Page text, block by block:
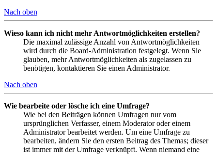
Nach oben
Wieso kann ich nicht mehr Antwortmöglichkeiten erstellen?
Die maximal zulässige Anzahl von Antwortmöglichkeiten
wird durch die Board-Administration festgelegt. Wenn Sie
glauben, mehr Antwortmöglichkeiten als zugelassen zu
benötigen, kontaktieren Sie einen Administrator.
Nach oben
Wie bearbeite oder lösche ich eine Umfrage?
Wie bei den Beiträgen können Umfragen nur vom
ursprünglichen Verfasser, einem Moderator oder einem
Administrator bearbeitet werden. Um eine Umfrage zu
bearbeiten, ändern Sie den ersten Beitrag des Themas; dieser
ist immer mit der Umfrage verknüpft. Wenn niemand eine